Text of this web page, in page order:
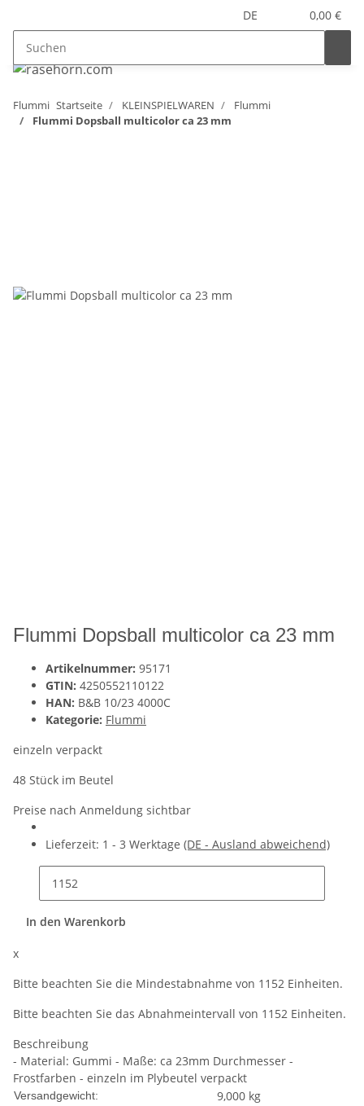
DE 0,00 €
Flummi Startseite KLEINSPIELWAREN
Flummi
Flummi Dopsball multicolor ca 23 mm
Flummi Dopsball multicolor ca 23 mm
Artikelnummer: 95171
GTIN: 4250552110122
HAN: B&B 10/23 4000C
Kategorie: Flummi
einzeln verpackt
48 Stück im Beutel
Preise nach Anmeldung sichtbar
Lieferzeit: 1 - 3 Werktage (DE - Ausland abweichend)
In den Warenkorb
x
Bitte beachten Sie die Mindestabnahme von 1152 Einheiten.
Bitte beachten Sie das Abnahmeintervall von 1152 Einheiten.
Beschreibung
- Material: Gummi - Maße: ca 23mm Durchmesser -
Frostfarben - einzeln im Plybeutel verpackt
Versandgewicht: 9,000 kg